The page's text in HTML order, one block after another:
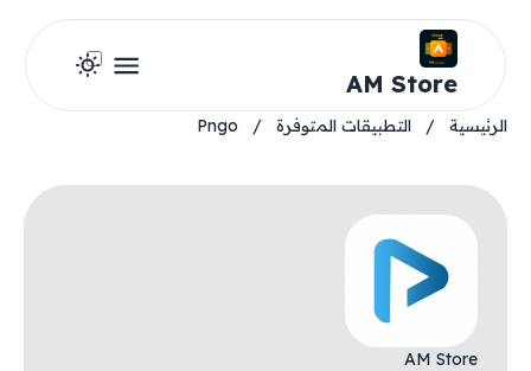
AM Store
الرئيسية / التطبيقات المتوفرة /
Pngo
AM Store